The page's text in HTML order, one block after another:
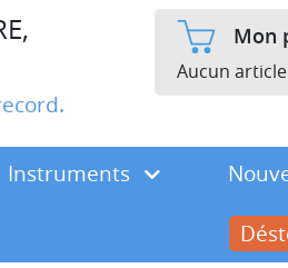
Mon
Aucun article
Instruments